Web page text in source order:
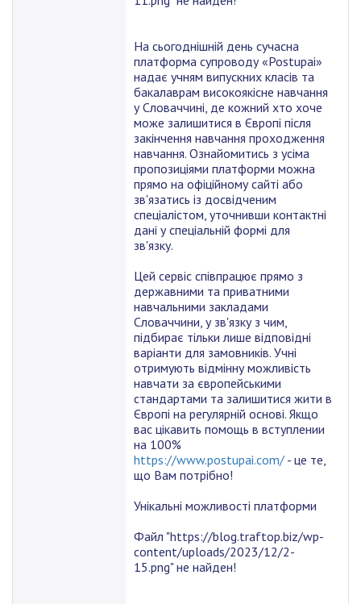
На сьогоднішній день сучасна
платформа супроводу «Postupai»
надає учням випускних класів та
бакалаврам високоякісне навчання
у Словаччині, де кожний хто хоче
може залишитися в Європі після
закінчення навчання проходження
навчання. Ознайомитись з усіма
пропозиціями платформи можна
прямо на офіційному сайті або
зв'язатись із досвідченим
спеціалістом, уточнивши контактні
дані у спеціальній формі для
зв'язку.
Цей сервіс співпрацює прямо з
державними та приватними
навчальними закладами
Словаччини, у зв'язку з чим,
підбирає тільки лише відповідні
варіанти для замовників. Учні
отримують відмінну можливість
навчати за європейськими
стандартами та залишитися жити в
Європі на регулярній основі. Якщо
вас цікавить помощь в вступлении
на 100%
https://www.postupai.com/ - це те,
що Вам потрібно!
Унікальні можливості платформи
Файл "https://blog.traftop.biz/wp-
content/uploads/2023/12/2-
15.png" не найден!